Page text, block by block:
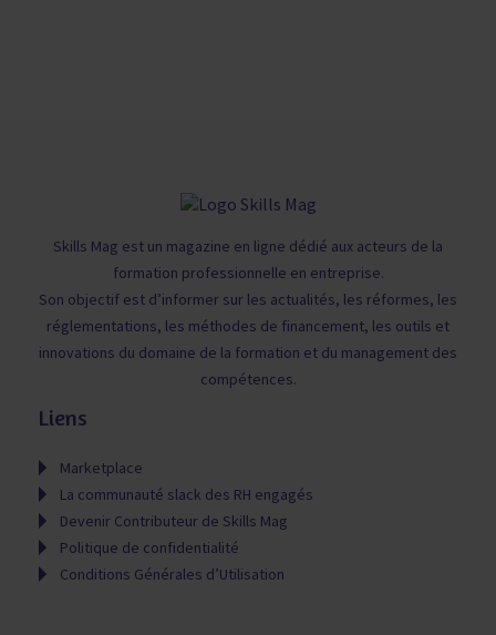
Skills Mag est un magazine en ligne dédié aux acteurs de la
formation professionnelle en entreprise.
Son objectif est d’informer sur les actualités, les réformes, les
réglementations, les méthodes de financement, les outils et
innovations du domaine de la formation et du management des
compétences.
Liens
Marketplace
La communauté slack des RH engagés
Devenir Contributeur de Skills Mag
Politique de confidentialité
Conditions Générales d’Utilisation